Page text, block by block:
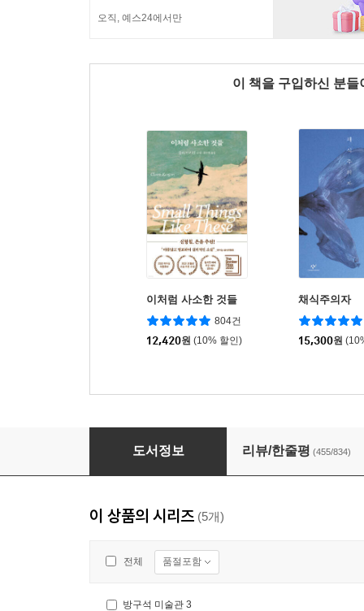
오직, 예스24에서만
이 책을 구입하신 분
이처럼 사소한 것들
804건
12,420원 (10% 할인)
채식주의자
15,300원
방구석 미술관
도서정보 리뷰/한줄평 (455/834)
이 상품의 시리즈 (5개)
전체 품절포함
방구석 미술관 3